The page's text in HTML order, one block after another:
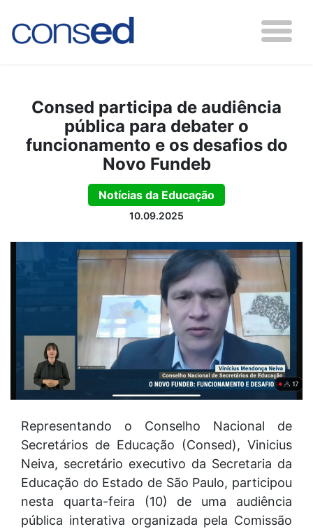
Consed participa de audiência
pública para debater o
funcionamento e os desafios do
Novo Fundeb
Notícias da Educação
10.09.2025
Representando o Conselho Nacional de
Secretários de Educação (Consed), Vinicius
Neiva, secretário executivo da Secretaria da
Educação do Estado de São Paulo, participou
nesta quarta-feira (10) de uma audiência
pública interativa organizada pela Comissão